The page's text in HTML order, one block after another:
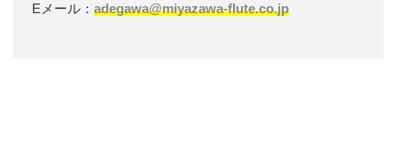
Eメール： adegawa@miyazawa-flute.co.jp